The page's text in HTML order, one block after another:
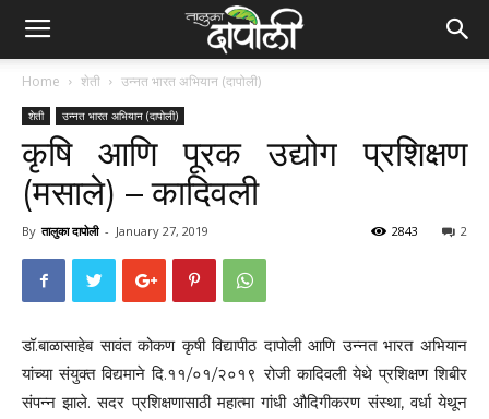
Home शेती उन्नत भारत अभियान (दापोली)
शेती उन्नत भारत अभियान (दापोली)
कृषि आणि पूरक उद्योग प्रशिक्षण
(मसाले) – कादिवली
By तालुका दापोली - January 27, 2019 2
2843
डॉ.बाळासाहेब सावंत कोकण कृषी विद्यापीठ दापोली आणि उन्नत भारत अभियान
यांच्या संयुक्त विद्यमाने दि.११/०१/२०१९ रोजी कादिवली येथे प्रशिक्षण शिबीर
संपन्न झाले. सदर प्रशिक्षणासाठी महात्मा गांधी औदिगीकरण संस्था, वर्धा येथून